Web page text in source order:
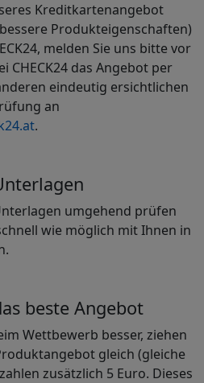
Kreditkartenangebot
Produkteigenschaften)
melden Sie uns bitte vor
CHECK24 das Angebot per
eindeutig ersichtlichen
an
.
umgehend prüfen
wie möglich mit Ihnen in
beste Angebot
Wettbewerb besser, ziehen
gleich (gleiche
zusätzlich 5 Euro. Dieses